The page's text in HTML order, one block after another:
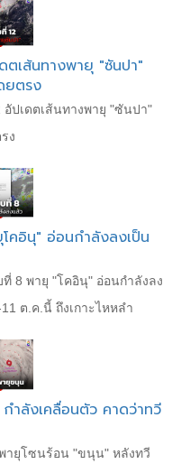
ตเส้นทางพายุ "ซันปา"
ยตรง
ปเดตเส้นทางพายุ "ซันปา"
ง
คอินุ" อ่อนกำลังลงเป็น
8 พายุ "โคอินุ" อ่อนกำลังลง
ต.ค.นี้ ถึงเกาะไหหลำ
ำลังเคลื่อนตัว คาดว่าทวี
ายุโซนร้อน "ขนุน" หลังทวี